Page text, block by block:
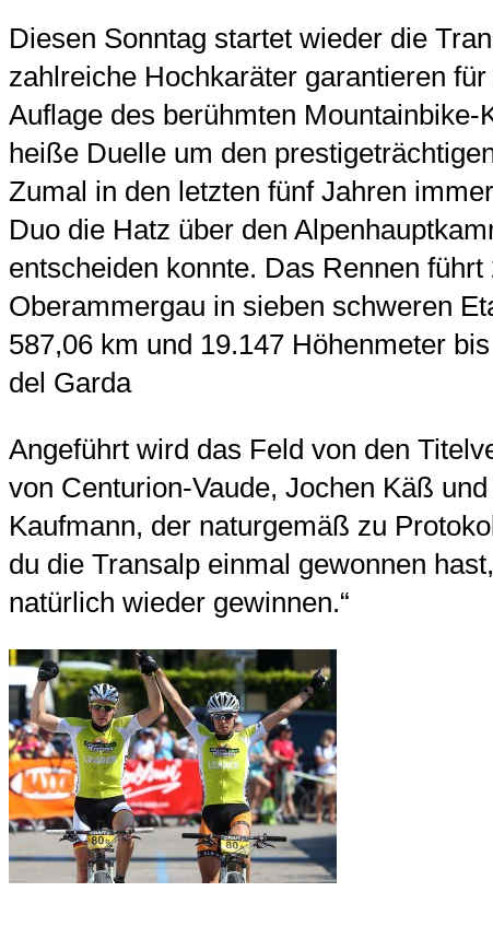
Diesen Sonntag startet wieder die
zahlreiche Hochkaräter garantieren
Auflage des berühmten Mountainbike-
heiße Duelle um den
Zumal in den letzten fünf Jahren
Duo die Hatz über den
entscheiden konnte. Das Rennen führt
Oberammergau in sieben schweren
587,06 km und 19.147 Höhenmeter
del Garda
Angeführt wird das Feld von den
von Centurion-Vaude, Jochen Käß
Kaufmann, der naturgemäß zu
du die Transalp einmal gewonnen
natürlich wieder gewinnen.“